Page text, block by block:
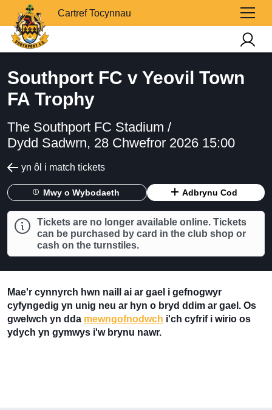
Cartref Tocynnau
Southport FC v Yeovil Town
FA Trophy
The Southport FC Stadium /
Dydd Sadwrn, 28 Chwefror 2026 15:00
yn ôl i match tickets
Mwy o Wybodaeth Adbrynu Cod
Tickets are no longer available online. Tickets
can be purchased by card in the club shop or
cash on the turnstiles.
Mae'r cynnyrch hwn naill ai ar gael i gefnogwyr
cyfyngedig yn unig neu ar hyn o bryd ddim ar gael. Os
gwelwch yn dda mewngofnodwch i'ch cyfrif i wirio os
ydych yn gymwys i'w brynu nawr.